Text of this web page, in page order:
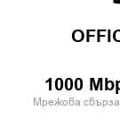
1000
Мрежова